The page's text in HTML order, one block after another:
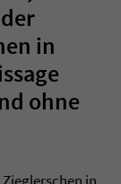
in
ohne